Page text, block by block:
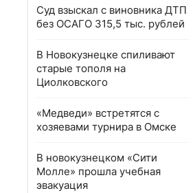
Суд взыскал с виновника ДТП
без ОСАГО 315,5 тыс. рублей
В Новокузнецке спиливают
старые тополя на
Циолковского
«Медведи» встретятся с
хозяевами турнира в Омске
В новокузнецком «Сити
Молле» прошла учебная
эвакуация